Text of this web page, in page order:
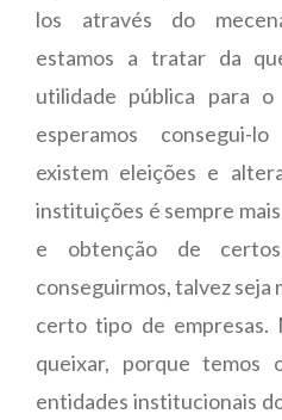
los através do
estamos a tratar da
utilidade pública para
esperamos consegui-
existem eleições e
instituições é sempre
e obtenção de
conseguirmos, talvez seja
certo tipo de empresas.
queixar, porque temos
entidades institucionais